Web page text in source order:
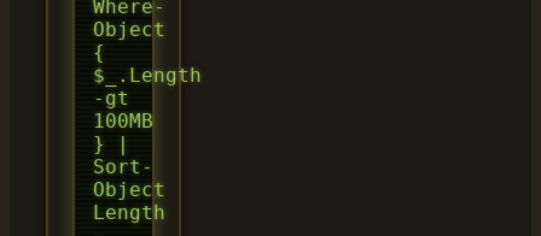
Where-
Object
{
$_.Length
-gt
100MB
} |
Sort-
Object
Length